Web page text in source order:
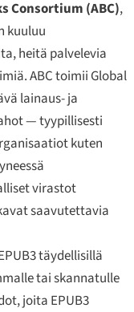
Consortium (ABC),
kuuluu
heitä palvelevia
ABC toimii Global
lainaus- ja
— tyypillisesti
kuten
virastot
saavutettavia
täydellisillä
tai skannatulle
joita EPUB3